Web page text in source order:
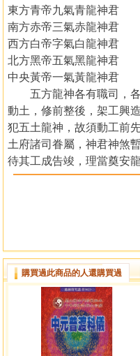
東方青帝九氣青龍神君
南方赤帝三氣赤龍神君
西方白帝字氣白龍神君
北方黑帝五氣黑龍神君
中央黃帝一氣黃龍神君
五方龍神各有職司，各
動土，修前整後，架工興
犯五土龍神，故須動工前
土府諸司眷屬，神君神煞
待其工成告竣，理當奠安
名為『謝土』，又稱『土
今日本人著此安龍奠土
土科之作法，而對廣大信
儀作法而編寫的，希望能
處望十方高明志師指正。
嗣教法派四代掌門宗
購買過此商品的人還購買過